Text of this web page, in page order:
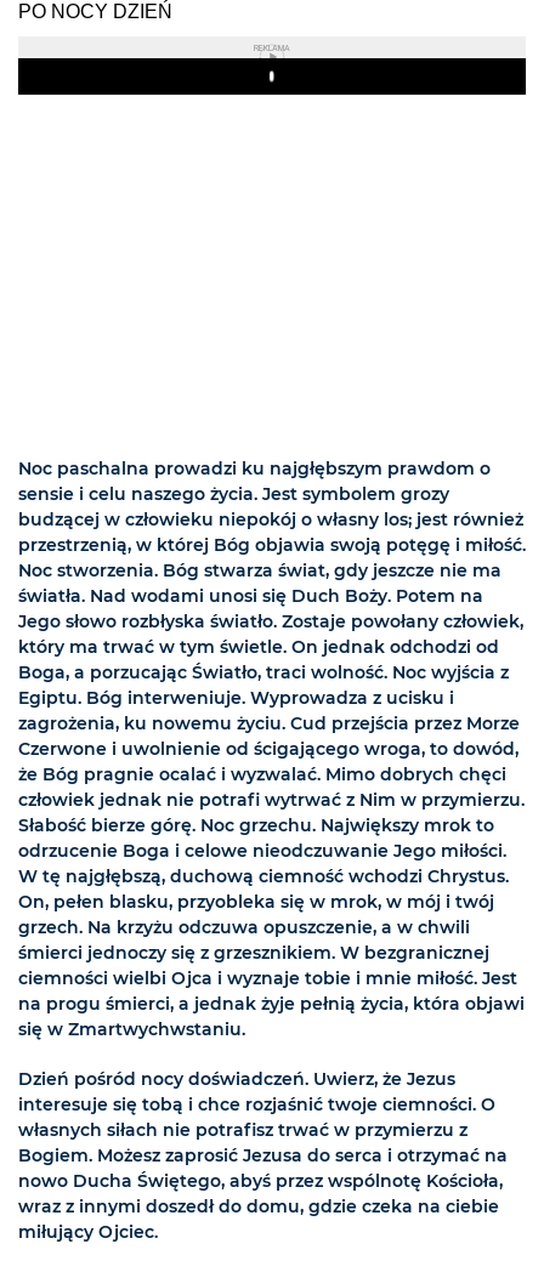
PO NOCY DZIEŃ
REKLAMA
Play
Noc paschalna prowadzi ku najgłębszym prawdom o
sensie i celu naszego życia. Jest symbolem grozy
budzącej w człowieku niepokój o własny los; jest również
przestrzenią, w której Bóg objawia swoją potęgę i miłość.
Noc stworzenia. Bóg stwarza świat, gdy jeszcze nie ma
światła. Nad wodami unosi się Duch Boży. Potem na
Jego słowo rozbłyska światło. Zostaje powołany człowiek,
który ma trwać w tym świetle. On jednak odchodzi od
Boga, a porzucając Światło, traci wolność. Noc wyjścia z
Egiptu. Bóg interweniuje. Wyprowadza z ucisku i
zagrożenia, ku nowemu życiu. Cud przejścia przez Morze
Czerwone i uwolnienie od ścigającego wroga, to dowód,
że Bóg pragnie ocalać i wyzwalać. Mimo dobrych chęci
człowiek jednak nie potrafi wytrwać z Nim w przymierzu.
Słabość bierze górę. Noc grzechu. Największy mrok to
odrzucenie Boga i celowe nieodczuwanie Jego miłości.
W tę najgłębszą, duchową ciemność wchodzi Chrystus.
On, pełen blasku, przyobleka się w mrok, w mój i twój
grzech. Na krzyżu odczuwa opuszczenie, a w chwili
śmierci jednoczy się z grzesznikiem. W bezgranicznej
ciemności wielbi Ojca i wyznaje tobie i mnie miłość. Jest
na progu śmierci, a jednak żyje pełnią życia, która objawi
się w Zmartwychwstaniu.
Dzień pośród nocy doświadczeń. Uwierz, że Jezus
interesuje się tobą i chce rozjaśnić twoje ciemności. O
własnych siłach nie potrafisz trwać w przymierzu z
Bogiem. Możesz zaprosić Jezusa do serca i otrzymać na
nowo Ducha Świętego, abyś przez wspólnotę Kościoła,
wraz z innymi doszedł do domu, gdzie czeka na ciebie
miłujący Ojciec.